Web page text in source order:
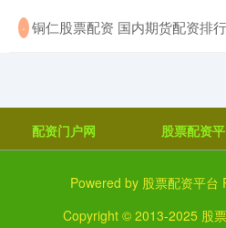
· 铜仁股票配资 国内期货配资排
配资门户网 股票配资
Powered by 股票配资平台
Copyright © 2013-2025 股